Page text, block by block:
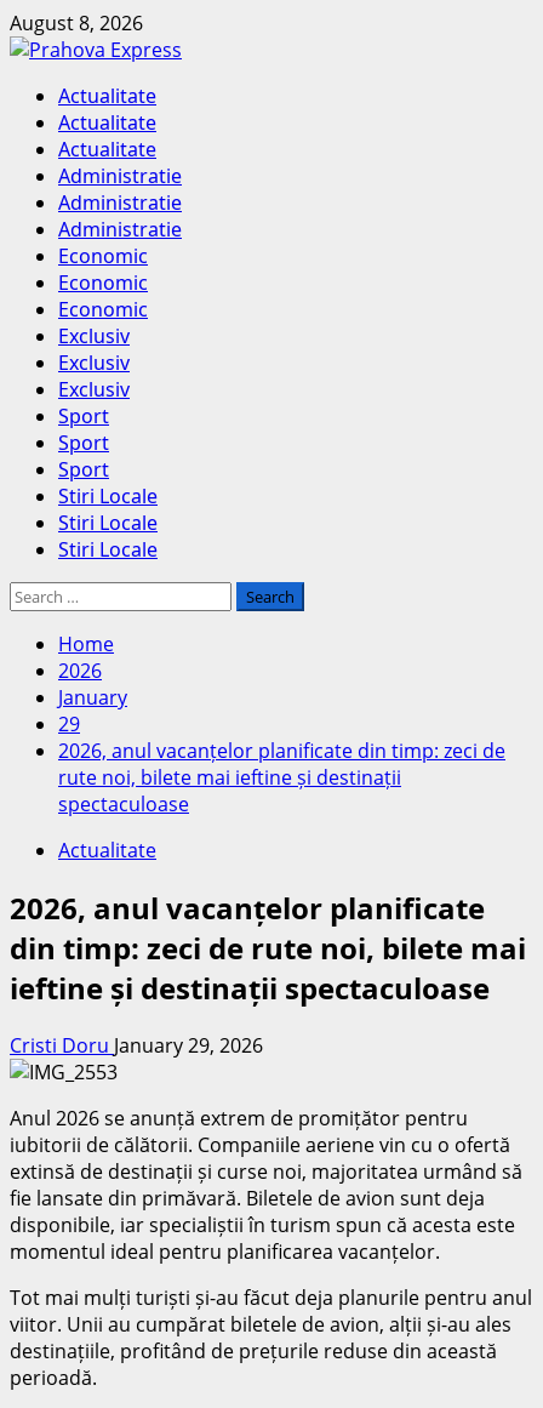
Skip
to
August 8, 2026
Primary
Menu
Actualitate
Actualitate
Actualitate
Administratie
Administratie
Administratie
Economic
Economic
Economic
Exclusiv
Exclusiv
Exclusiv
Sport
Sport
Sport
Stiri Locale
Stiri Locale
Stiri Locale
Search
Home
2026
January
29
2026, anul vacanțelor planificate din timp: zeci de
rute noi, bilete mai ieftine și destinații
spectaculoase
Actualitate
2026, anul vacanțelor planificate
din timp: zeci de rute noi, bilete mai
ieftine și destinații spectaculoase
Cristi Doru January 29, 2026
Anul 2026 se anunță extrem de promițător pentru
iubitorii de călătorii. Companiile aeriene vin cu o ofertă
extinsă de destinații și curse noi, majoritatea urmând să
fie lansate din primăvară. Biletele de avion sunt deja
disponibile, iar specialiștii în turism spun că acesta este
momentul ideal pentru planificarea vacanțelor.
Tot mai mulți turiști și-au făcut deja planurile pentru anul
viitor. Unii au cumpărat biletele de avion, alții și-au ales
destinațiile, profitând de prețurile reduse din această
perioadă.